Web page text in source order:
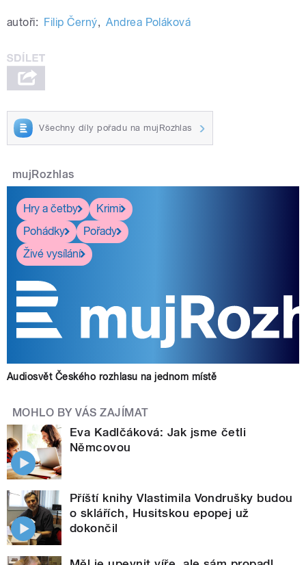
autoři: Filip Černý, Andrea Poláková
Všechny díly pořadu na mujRozhlas
mujRozhlas
Hry a četby
Krimi
Pohádky
Pořady
Živé vysílání
Audiosvět Českého rozhlasu na jednom místě
MOHLO BY VÁS ZAJÍMAT
Eva Kadlčáková: Jak jsme četli
Němcovou
Příští knihy Vlastimila Vondrušky budou
o sklářích, Husitskou epopej už
dokončil